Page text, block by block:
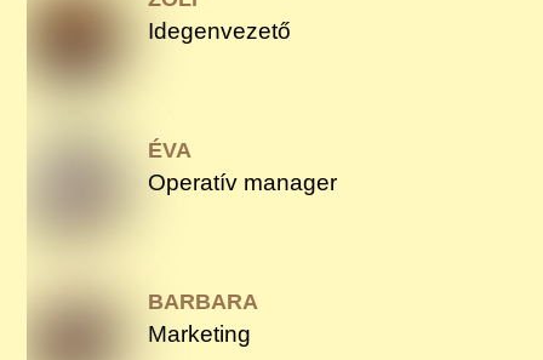
Idegenvezető
ÉVA
Operatív manager
BARBARA
Marketing